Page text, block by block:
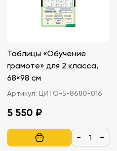
Таблицы «Обучение
грамоте» для 2 класса,
68×98 см
Артикул: ЦИТО-5-8680-016
5 550 ₽
− +